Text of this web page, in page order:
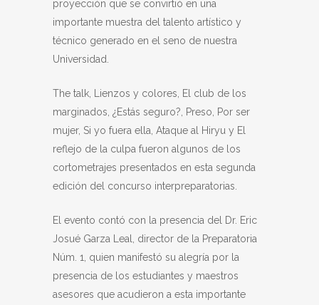
proyección que se convirtió en una
importante muestra del talento artístico y
técnico generado en el seno de nuestra
Universidad.
The talk, Lienzos y colores, El club de los
marginados, ¿Estás seguro?, Preso, Por ser
mujer, Si yo fuera ella, Ataque al Hiryu y El
reflejo de la culpa fueron algunos de los
cortometrajes presentados en esta segunda
edición del concurso interpreparatorias.
El evento contó con la presencia del Dr. Eric
Josué Garza Leal, director de la Preparatoria
Núm. 1, quien manifestó su alegría por la
presencia de los estudiantes y maestros
asesores que acudieron a esta importante